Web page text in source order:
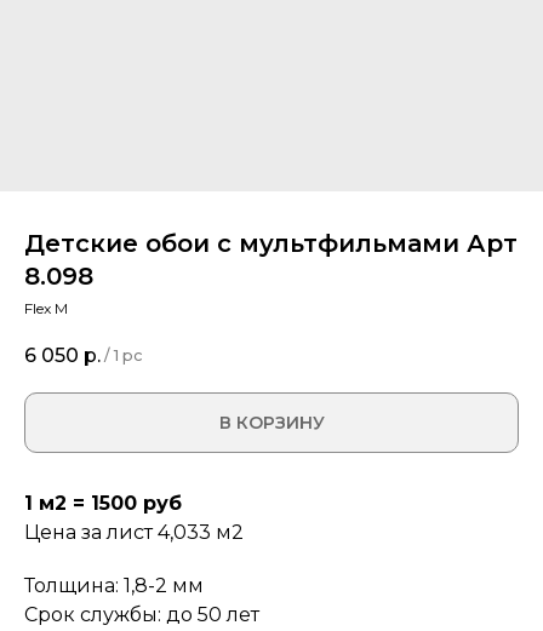
Детские обои с мультфильмами Арт
8.098
Flex M
6 050 р. / 1 pc
В КОРЗИНУ
1 м2 = 1500 руб
Цена за лист 4,033 м2
Толщина: 1,8-2 мм
Срок службы: до 50 лет